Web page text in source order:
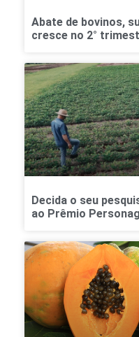
Abate de bovinos,
cresce no 2°
Decida o seu
ao Prêmio